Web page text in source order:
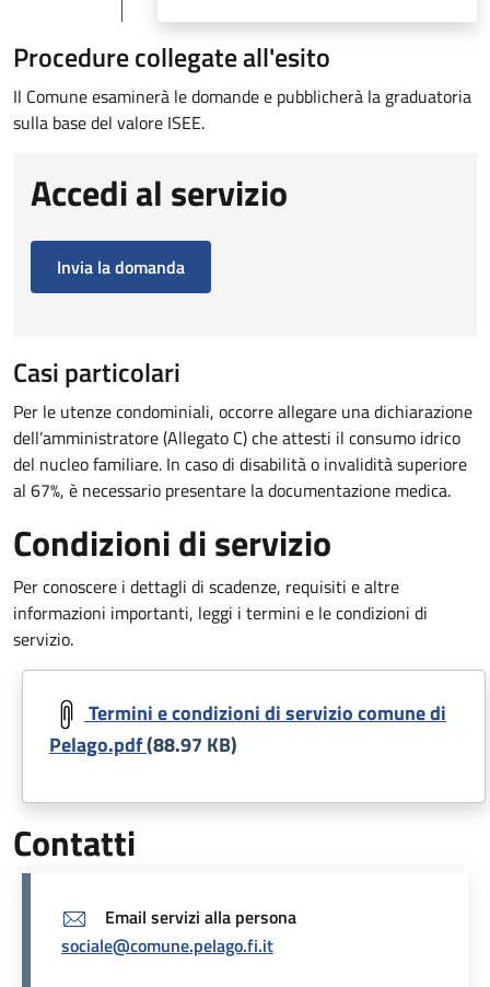
Procedure collegate all'esito
Il Comune esaminerà le domande e pubblicherà la graduatoria
sulla base del valore ISEE.
Accedi al servizio
Invia la domanda
Casi particolari
Per le utenze condominiali, occorre allegare una dichiarazione
dell’amministratore (Allegato C) che attesti il consumo idrico
del nucleo familiare. In caso di disabilità o invalidità superiore
al 67%, è necessario presentare la documentazione medica.
Condizioni di servizio
Per conoscere i dettagli di scadenze, requisiti e altre
informazioni importanti, leggi i termini e le condizioni di
servizio.
Document
Termini e condizioni di servizio comune di
Pelago.pdf(88.97 KB)
Contatti
Email servizi alla persona
sociale@comune.pelago.fi.it